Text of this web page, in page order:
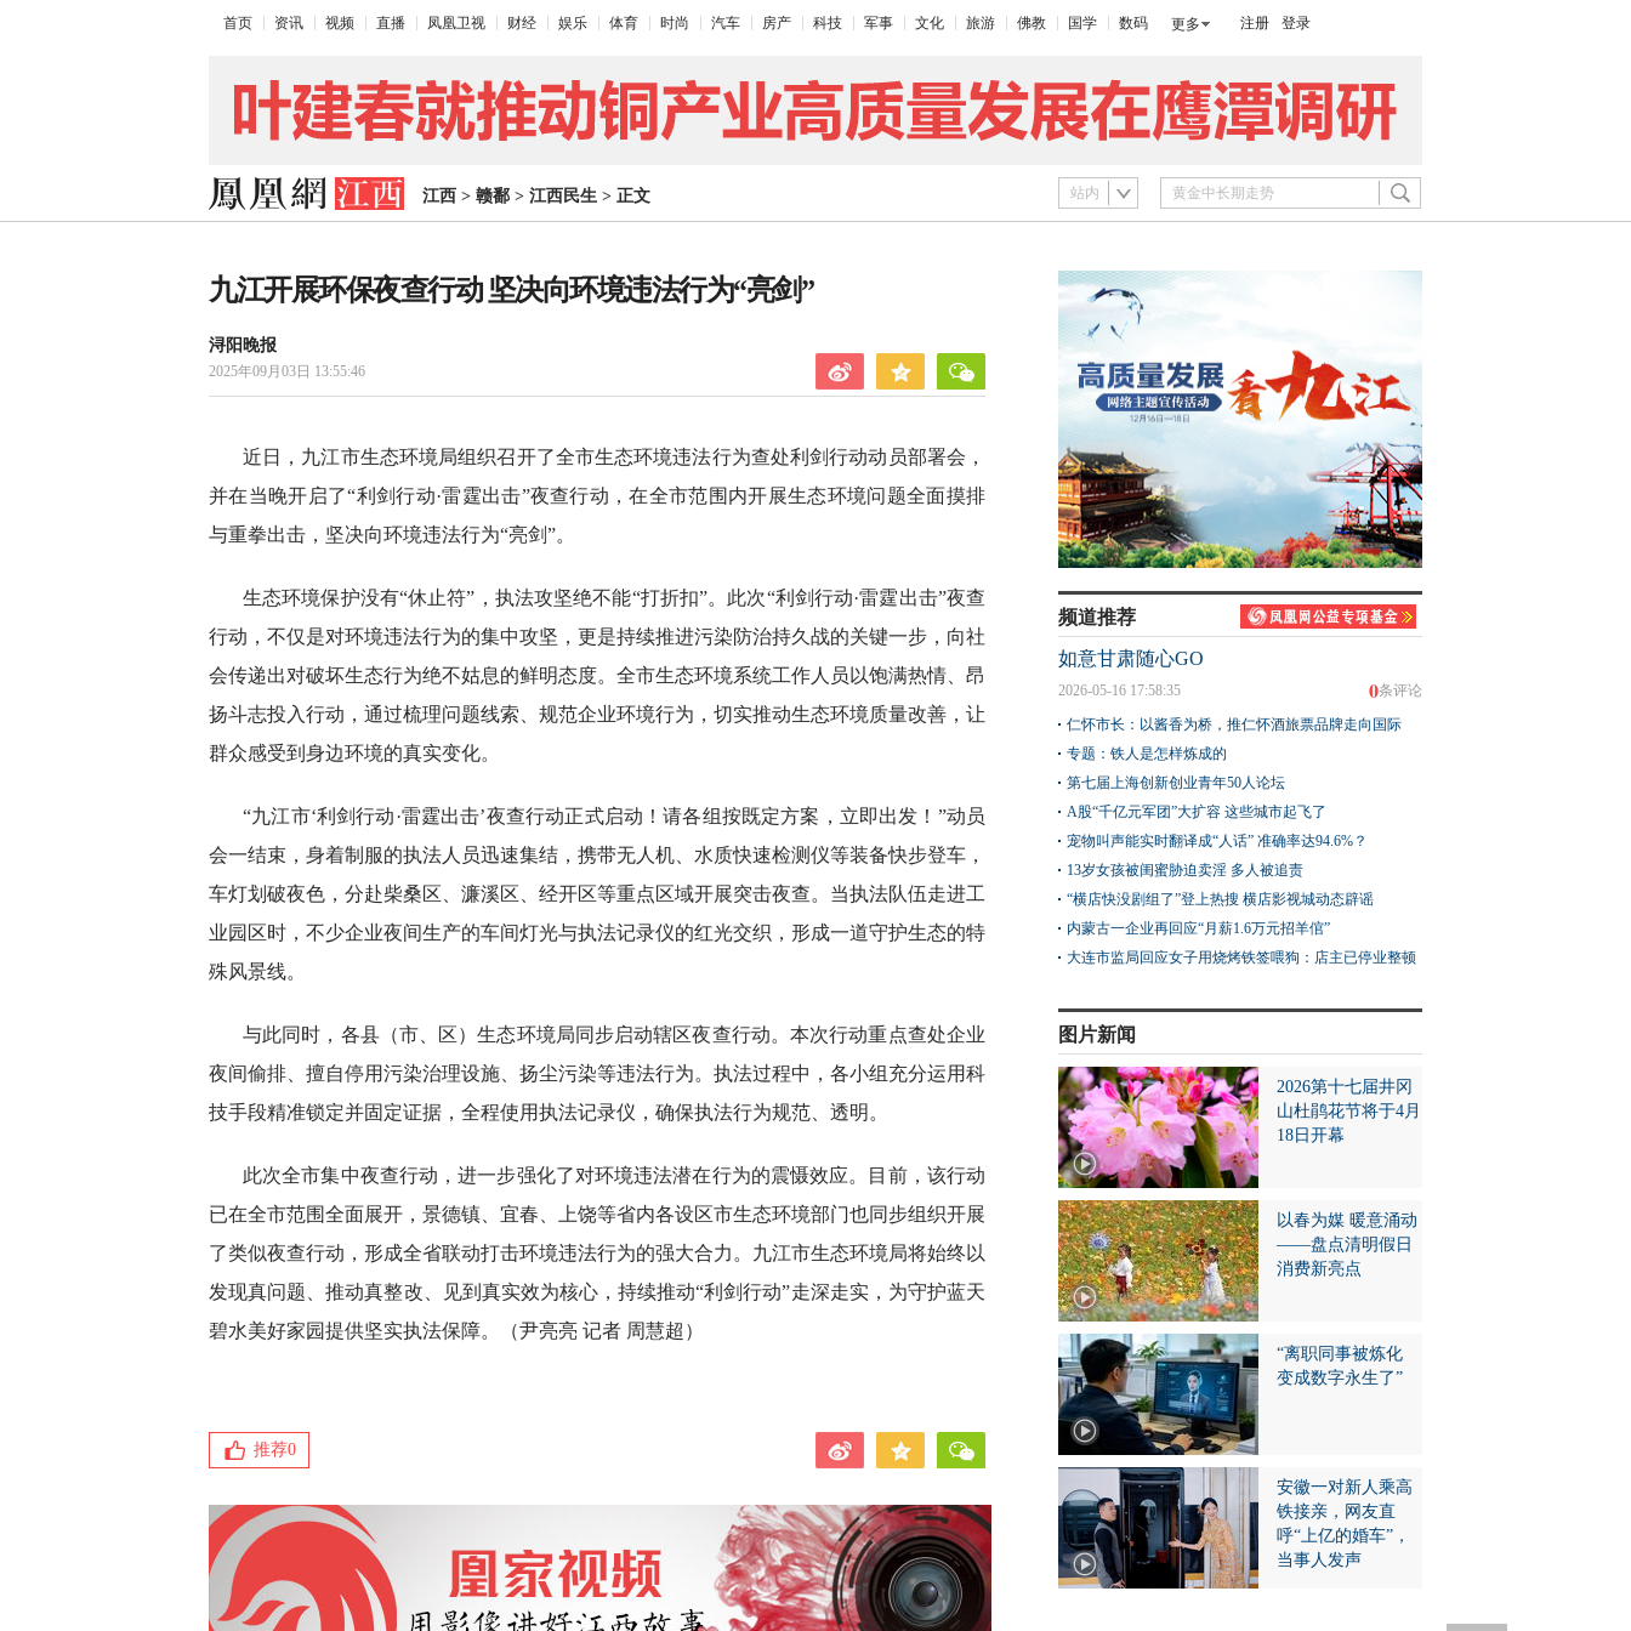
首页 资讯 视频 直播 凤凰卫视 财经 娱乐 体育 时尚 汽车 房产 科技 军事 文化 旅游 佛教 国学 数码 更多 注册 登录
江西 > 赣鄱 > 江西民生 > 正文 站内
九江开展环保夜查行动 坚决向环境违法行为“亮剑”
浔阳晚报
2025年09月03日 13:55:46
近日，九江市生态环境局组织召开了全市生态环境违法行为查处利剑行动动员部署会，
并在当晚开启了“利剑行动·雷霆出击”夜查行动，在全市范围内开展生态环境问题全面摸排
与重拳出击，坚决向环境违法行为“亮剑”。
生态环境保护没有“休止符”，执法攻坚绝不能“打折扣”。此次“利剑行动·雷霆出击”夜查
行动，不仅是对环境违法行为的集中攻坚，更是持续推进污染防治持久战的关键一步，向社
会传递出对破坏生态行为绝不姑息的鲜明态度。全市生态环境系统工作人员以饱满热情、昂
扬斗志投入行动，通过梳理问题线索、规范企业环境行为，切实推动生态环境质量改善，让
群众感受到身边环境的真实变化。
“九江市‘利剑行动·雷霆出击’夜查行动正式启动！请各组按既定方案，立即出发！”动员
会一结束，身着制服的执法人员迅速集结，携带无人机、水质快速检测仪等装备快步登车，
车灯划破夜色，分赴柴桑区、濂溪区、经开区等重点区域开展突击夜查。当执法队伍走进工
业园区时，不少企业夜间生产的车间灯光与执法记录仪的红光交织，形成一道守护生态的特
殊风景线。
与此同时，各县（市、区）生态环境局同步启动辖区夜查行动。本次行动重点查处企业
夜间偷排、擅自停用污染治理设施、扬尘污染等违法行为。执法过程中，各小组充分运用科
技手段精准锁定并固定证据，全程使用执法记录仪，确保执法行为规范、透明。
此次全市集中夜查行动，进一步强化了对环境违法潜在行为的震慑效应。目前，该行动
已在全市范围全面展开，景德镇、宜春、上饶等省内各设区市生态环境部门也同步组织开展
了类似夜查行动，形成全省联动打击环境违法行为的强大合力。九江市生态环境局将始终以
发现真问题、推动真整改、见到真实效为核心，持续推动“利剑行动”走深走实，为守护蓝天
碧水美好家园提供坚实执法保障。（尹亮亮 记者 周慧超）
推荐0
频道推荐
如意甘肃随心GO
0条评论
2026-05-16 17:58:35
仁怀市长：以酱香为桥，推仁怀酒旅票品牌走向国际
专题：铁人是怎样炼成的
第七届上海创新创业青年50人论坛
A股“千亿元军团”大扩容 这些城市起飞了
宠物叫声能实时翻译成“人话” 准确率达94.6%？
13岁女孩被闺蜜胁迫卖淫 多人被追责
“横店快没剧组了”登上热搜 横店影视城动态辟谣
内蒙古一企业再回应“月薪1.6万元招羊倌”
大连市监局回应女子用烧烤铁签喂狗：店主已停业整顿
图片新闻
2026第十七届井冈
山杜鹃花节将于4月
18日开幕
以春为媒 暖意涌动
——盘点清明假日
消费新亮点
“离职同事被炼化
变成数字永生了”
安徽一对新人乘高
铁接亲，网友直
呼“上亿的婚车”，
当事人发声